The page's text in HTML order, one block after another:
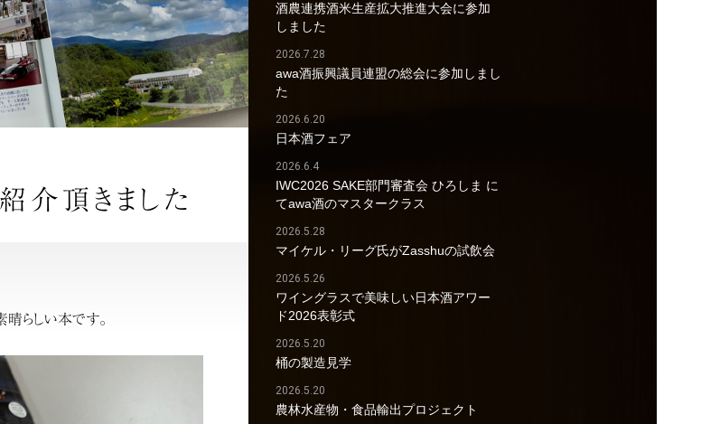
介頂きました
晴らしい本です。
酒農連携酒米生産拡大推進大会に参加
しました
2026.7.28
awa酒振興議員連盟の総会に参加しまし
た
2026.6.20
日本酒フェア
2026.6.4
IWC2026 SAKE部門審査会 ひろしま に
てawa酒のマスタークラス
2026.5.28
マイケル・リーグ氏がZasshuの試飲会
2026.5.26
ワイングラスで美味しい日本酒アワー
ド2026表彰式
2026.5.20
桶の製造見学
2026.5.20
農林水産物・食品輸出プロジェクト